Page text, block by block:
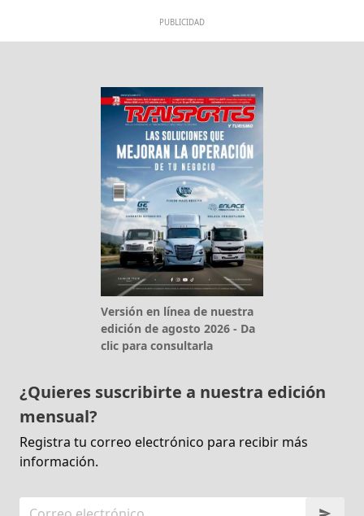
PUBLICIDAD
Versión en línea de nuestra
edición de agosto 2026 - Da
clic para consultarla
¿Quieres suscribirte a nuestra edición
mensual?
Registra tu correo electrónico para recibir más
información.